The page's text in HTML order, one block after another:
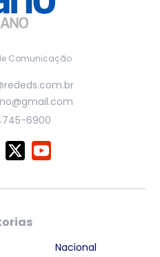
Comunicação
6900
Nacional